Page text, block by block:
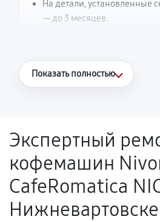
На детали, установленные
— до 3 месяцев.
Что считается
Поломка установленной
нормальной эксплуатации в
гарантийного срока.
Несоответствие
техническим
Показать полностью
Экспертный
кофемашин
CafeRomatica
Нижневартовске